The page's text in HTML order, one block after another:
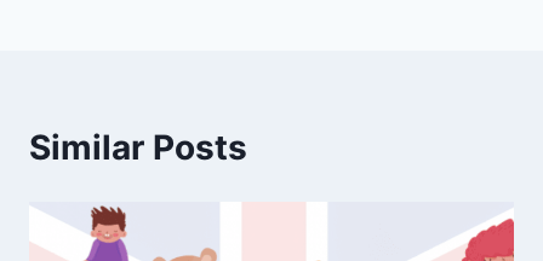
Similar Posts